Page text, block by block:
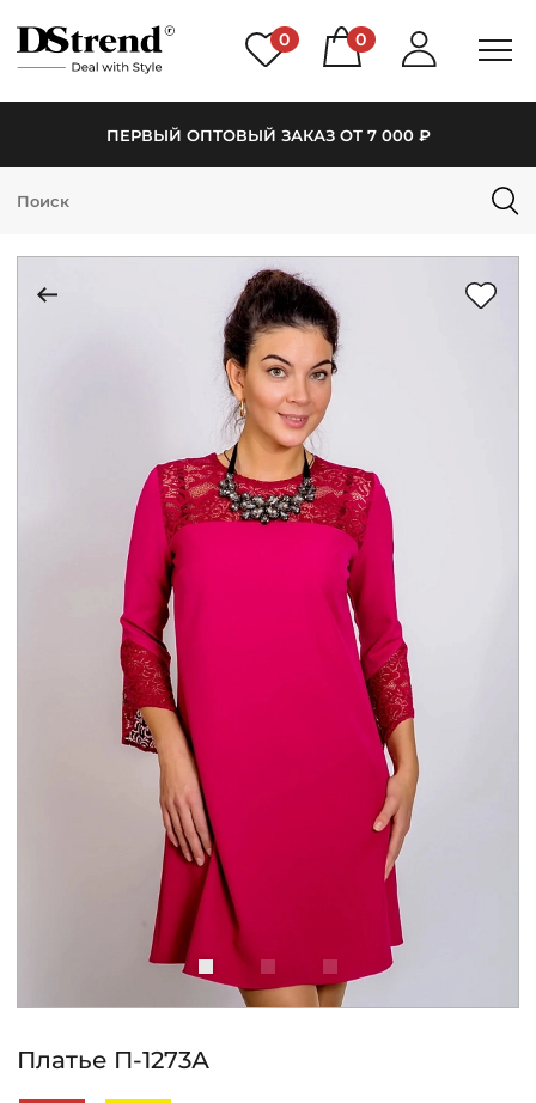
0 0
ПЕРВЫЙ ОПТОВЫЙ ЗАКАЗ ОТ 7 000 ₽
КАТАЛОГ
НОВИНКИ
КОНТАКТЫ
ЖУРНАЛ
ЧАСТО ЗАДАВАЕМЫЕ ВОПРОСЫ
ОПТОВЫМ ПОКУПАТЕЛЯМ
РОЗНИЧНЫМ ПОКУПАТЕЛЯМ
Платье П-1273А